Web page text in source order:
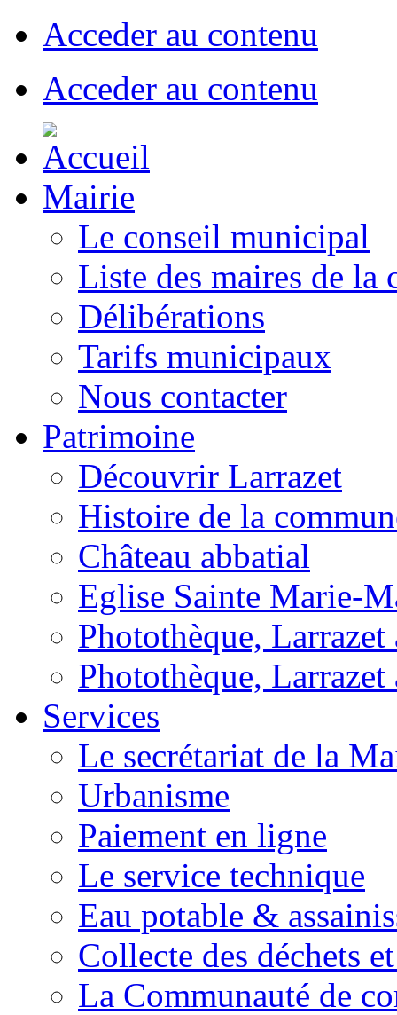
Acceder au contenu
Acceder au contenu
Mairie
Le conseil municipal
Liste des maires de la
Délibérations
Tarifs municipaux
Nous contacter
Patrimoine
Découvrir Larrazet
Histoire de la
Château abbatial
Eglise Sainte Marie-
Photothèque,
Photothèque,
Services
Le secrétariat de la
Urbanisme
Paiement en ligne
Le service technique
Eau potable &
Collecte des déchets
La Communauté de